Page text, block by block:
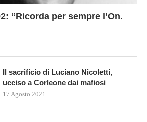
“Ricorda per sempre l’On.
Il sacrificio di Luciano Nicoletti,
ucciso a Corleone dai mafiosi
17 Agosto 2021